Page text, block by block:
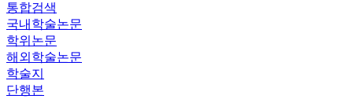
통합검색
국내학술논문
학위논문
해외학술논문
학술지
단행본